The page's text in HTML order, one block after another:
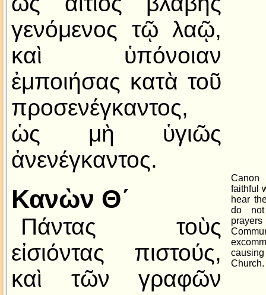
γενόμενος τῷ λαῷ,
καὶ ὑπόνοιαν
ἐμποιήσας κατὰ τοῦ
προσενέγκαντος,
ὡς μὴ ὑγιῶς
ἀνενέγκαντος.
Κανὼν Θ´
Πάντας τοὺς
εἰσιόντας πιστούς,
καὶ τῶν γραφῶν
Canon
faithful
hear
do
Church.